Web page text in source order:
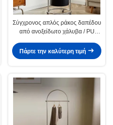
Σύγχρονος απλός ράκος δαπέδου
από ανοξείδωτο χάλυβα / PU
Πάρτε την καλύτερη τιμή